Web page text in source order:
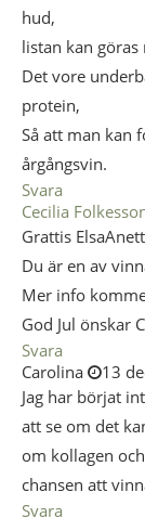
hud,
listan kan
Det vore
protein,
Så att man kan
årgångsvin.
Svara
Cecilia
Grattis
Du är en av
Mer info
God Jul önskar
Svara
Carolina
13
Jag har börjat
att se om det
om kollagen
chansen att
Svara